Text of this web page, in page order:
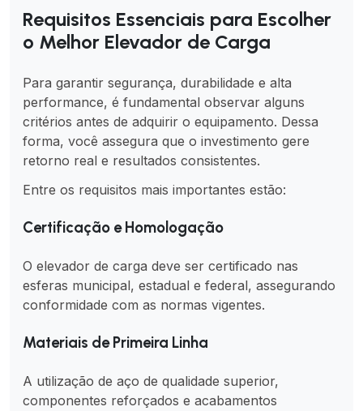
Requisitos Essenciais para Escolher
o Melhor Elevador de Carga
Para garantir segurança, durabilidade e alta
performance, é fundamental observar alguns
critérios antes de adquirir o equipamento. Dessa
forma, você assegura que o investimento gere
retorno real e resultados consistentes.
Entre os requisitos mais importantes estão:
Certificação e Homologação
O elevador de carga deve ser certificado nas
esferas municipal, estadual e federal, assegurando
conformidade com as normas vigentes.
Materiais de Primeira Linha
A utilização de aço de qualidade superior,
componentes reforçados e acabamentos